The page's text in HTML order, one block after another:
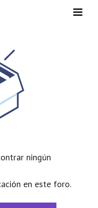
ningún
en este foro.